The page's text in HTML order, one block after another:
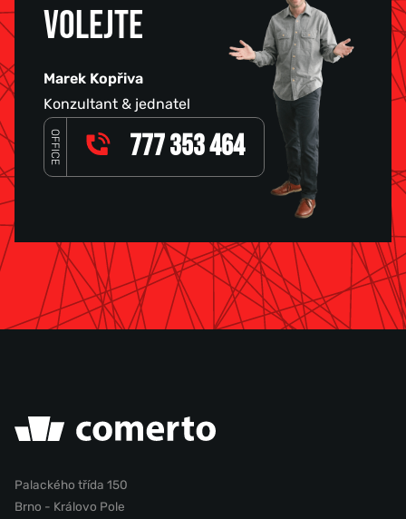
VOLEJTE
Marek Kopřiva
Konzultant & jednatel
OFFICE 777 353 464
Palackého třída 150
Brno - Královo Pole